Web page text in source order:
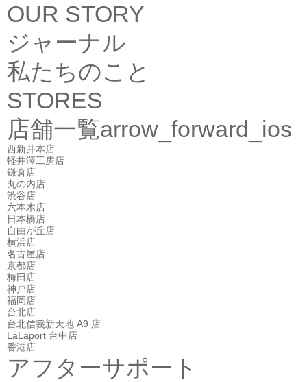
OUR STORY
ジャーナル
私たちのこと
STORES
店舗一覧arrow_forward_ios
西新井本店
軽井澤工房店
鎌倉店
丸の内店
渋谷店
六本木店
日本橋店
自由が丘店
横浜店
名古屋店
京都店
梅田店
神戸店
福岡店
台北店
台北信義新天地 A9 店
LaLaport 台中店
香港店
アフターサポート